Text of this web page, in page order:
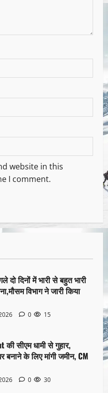
website in this
I comment.
दो दिनों में भारी से बहुत भारी
विभाग ने जारी किया
0 15
की सीएम धामी से गुहार,
बनाने के लिए मांगी जमीन, CM
0 30